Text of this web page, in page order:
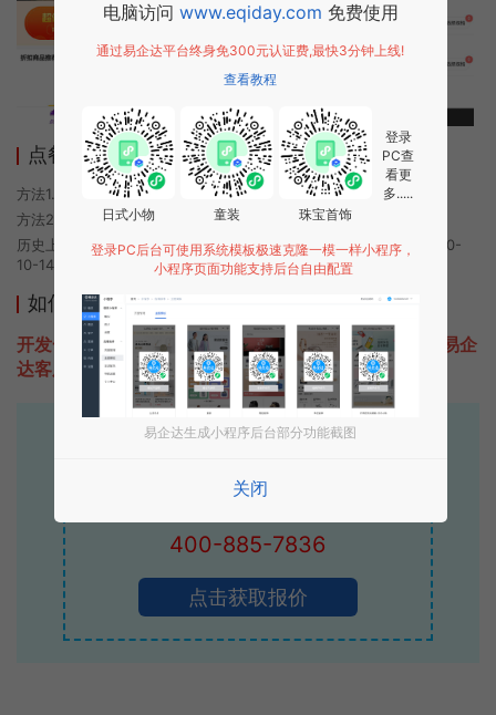
点餐食客小程序使用方法
方法1. 使用微信扫描本页面上方二维码进入点餐食客的小程序
方法2. 在微信中搜索“点餐食客”即可进入小程序
历史上的今时小程序由点餐食客团队开发，易企达小程序商店于2020-
10-14 17:56发布
如何开发类似点餐食客的小程序
开发一款类似点餐食客的小程序不难，只需要咨询本站易企
达客服即可为您定制开发，免费提供报价。
易企达10年行业沉淀！
400-885-7836
点击获取报价
电脑访问 www.eqiday.com 免费使用
通过易企达平台终身免300元认证费,最快3分钟上线!
查看教程
日式小物 童装 珠宝首饰
登录
PC查
看更
多.....
登录PC后台可使用系统模板极速克隆一模一样小程序，
小程序页面功能支持后台自由配置
易企达生成小程序后台部分功能截图
关闭